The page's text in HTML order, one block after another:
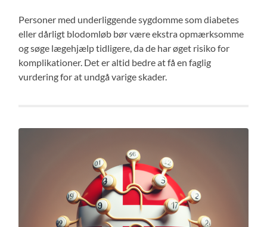
Personer med underliggende sygdomme som diabetes
eller dårligt blodomløb bør være ekstra opmærksomme
og søge lægehjælp tidligere, da de har øget risiko for
komplikationer. Det er altid bedre at få en faglig
vurdering for at undgå varige skader.